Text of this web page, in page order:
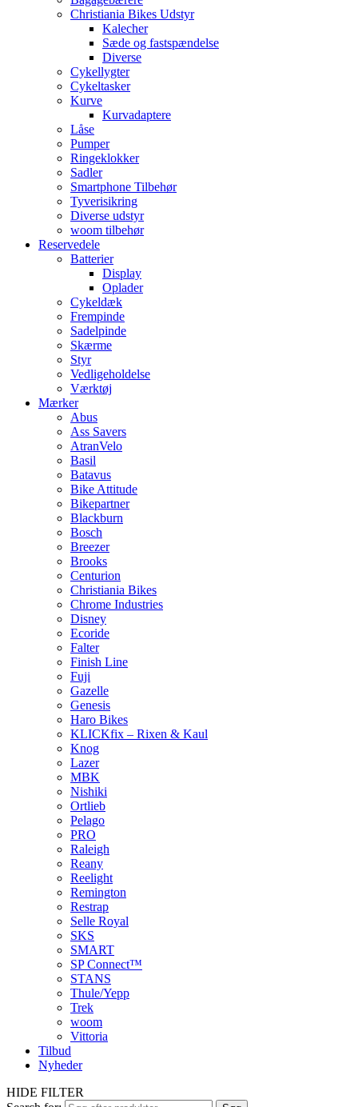
Christiania Bikes Udstyr
Kalecher
Sæde og fastspændelse
Diverse
Cykellygter
Cykeltasker
Kurve
Kurvadaptere
Låse
Pumper
Ringeklokker
Sadler
Smartphone Tilbehør
Tyverisikring
Diverse udstyr
woom tilbehør
Reservedele
Batterier
Display
Oplader
Cykeldæk
Frempinde
Sadelpinde
Skærme
Styr
Vedligeholdelse
Værktøj
Mærker
Abus
Ass Savers
AtranVelo
Basil
Batavus
Bike Attitude
Bikepartner
Blackburn
Bosch
Breezer
Brooks
Centurion
Christiania Bikes
Chrome Industries
Disney
Ecoride
Falter
Finish Line
Fuji
Gazelle
Genesis
Haro Bikes
KLICKfix – Rixen & Kaul
Knog
Lazer
MBK
Nishiki
Ortlieb
Pelago
PRO
Raleigh
Reany
Reelight
Remington
Restrap
Selle Royal
SKS
SMART
SP Connect™
STANS
Thule/Yepp
Trek
woom
Vittoria
Tilbud
Nyheder
HIDE FILTER